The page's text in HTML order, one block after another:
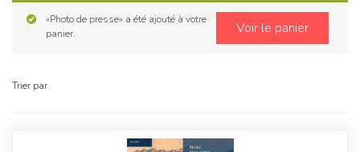
Voir le panier
«Photo de presse» a été ajouté à votre
panier.
Trier par